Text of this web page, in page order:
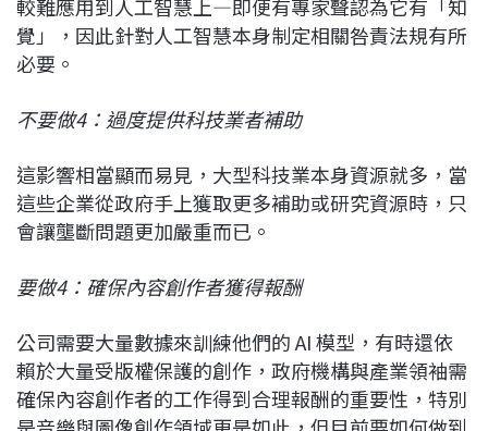
較難應用到人工智慧上—即便有專家聲認為它有「知
覺」，因此針對人工智慧本身制定相關咎責法規有所
必要。
不要做4：過度提供科技業者補助
這影響相當顯而易見，大型科技業本身資源就多，當
這些企業從政府手上獲取更多補助或研究資源時，只
會讓壟斷問題更加嚴重而已。
要做4：確保內容創作者獲得報酬
公司需要大量數據來訓練他們的 AI 模型，有時還依
賴於大量受版權保護的創作，政府機構與產業領袖需
確保內容創作者的工作得到合理報酬的重要性，特別